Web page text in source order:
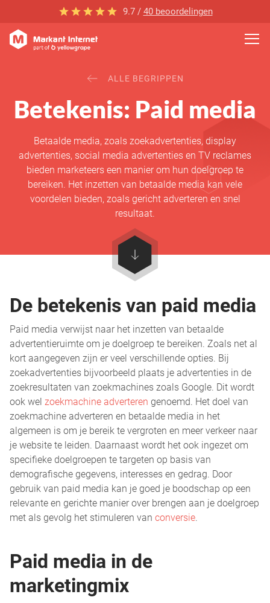
9.7 / 40 beoordelingen
ALLE BEGRIPPEN
Betekenis: Paid media
Betaalde media, zoals zoekadvertenties, display
advertenties, social media advertenties en TV reclames
bieden marketeers een manier om hun doelgroep te
bereiken. Het inzetten van betaalde media kan vele
voordelen bieden, zoals gericht adverteren en snel
resultaat.
De betekenis van paid media
Paid media verwijst naar het inzetten van betaalde
advertentieruimte om je doelgroep te bereiken. Zoals net al
kort aangegeven zijn er veel verschillende opties. Bij
zoekadvertenties bijvoorbeeld plaats je advertenties in de
zoekresultaten van zoekmachines zoals Google. Dit wordt
ook wel zoekmachine adverteren genoemd. Het doel van
zoekmachine adverteren en betaalde media in het
algemeen is om je bereik te vergroten en meer verkeer naar
je website te leiden. Daarnaast wordt het ook ingezet om
specifieke doelgroepen te targeten op basis van
demografische gegevens, interesses en gedrag. Door
gebruik van paid media kan je goed je boodschap op een
relevante en gerichte manier over brengen aan je doelgroep
met als gevolg het stimuleren van conversie.
Paid media in de
marketingmix